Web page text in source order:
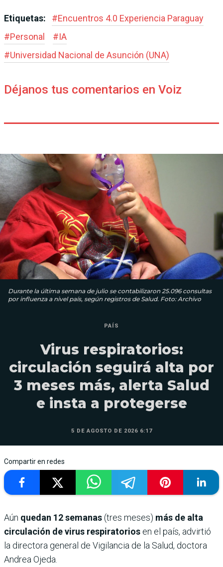
Etiquetas: #Encuentros 4.0 Experiencia Paraguay
#Personal #IA
#Universidad Nacional de Asunción (UNA)
Déjanos tus comentarios en Voiz
Durante la última semana de julio se contabilizaron 25.096 consultas
por influenza a nivel país, según registros de Salud. Foto: Archivo
PAÍS
Virus respiratorios:
circulación seguirá alta por
3 meses más, alerta Salud
e insta a protegerse
5 DE AGOSTO DE 2026 6:17
Compartir en redes
Aún quedan 12 semanas(tres meses) más de alta
circulación de virus respiratorios en el país, advirtió
la directora general de Vigilancia de la Salud, doctora
Andrea Ojeda.